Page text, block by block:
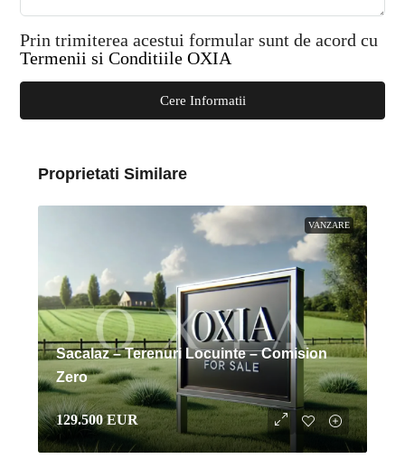
Prin trimiterea acestui formular sunt de acord cu
Termenii si Conditiile OXIA
Cere Informatii
Proprietati Similare
VANZARE
Sacalaz – Terenuri Locuinte – Comision
Zero
129.500 EUR